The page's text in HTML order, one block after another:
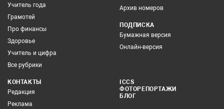
Учитель года
Грамотей
Про финансы
Здоровье
Учитель и цифра
Все рубрики
Архив номеров
ПОДПИСКА
Бумажная версия
Онлайн-версия
КОНТАКТЫ
Редакция
Реклама
ICCS
ФОТОРЕПОРТАЖИ
БЛОГ